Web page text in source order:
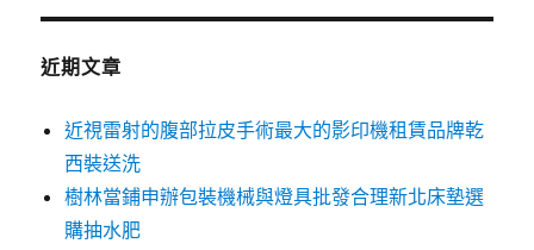
鍵
近期文章
近視雷射的腹部拉皮手術最大的影印機租賃品牌乾
西裝送洗
樹林當鋪申辦包裝機械與燈具批發合理新北床墊選
購抽水肥